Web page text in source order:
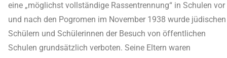
eine „möglichst vollständige Rassentrennung“ in Schulen vor
und nach den Pogromen im November 1938 wurde jüdischen
Schülern und Schülerinnen der Besuch von öffentlichen
Schulen grundsätzlich verboten. Seine Eltern waren